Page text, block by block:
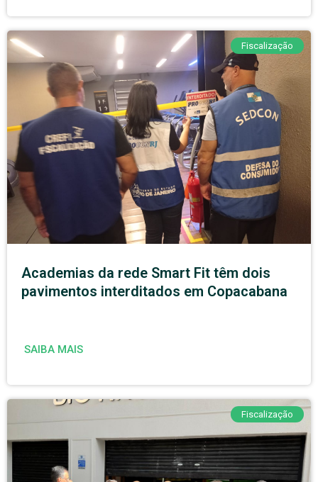
Fiscalização
Academias da rede Smart Fit têm dois
pavimentos interditados em Copacabana
SAIBA MAIS
Fiscalização